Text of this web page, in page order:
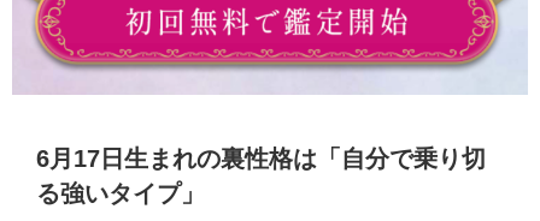
6月17日生まれの裏性格は「自分で乗り切
る強いタイプ」